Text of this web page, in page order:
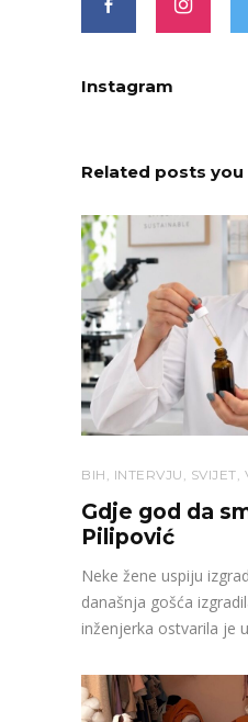
Instagram
Related posts
BIH , INTERVJU , SVIJET,
Gdje god da
Pilipović
Neke žene uspiju
današnja gošća
inženjerka ostvarila je